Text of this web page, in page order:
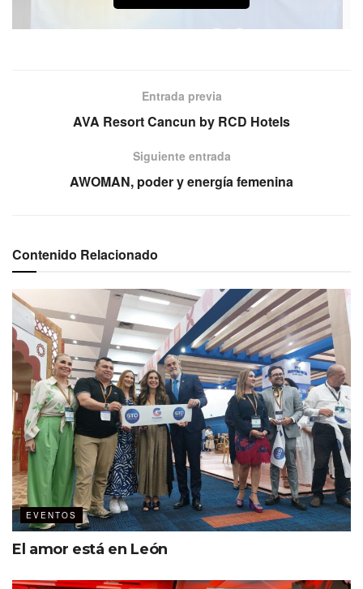
En rueda de prensa celebrada en la Ciudad de México se
dio a conocer que durante el Foro de Inversiones
negocios, conferencias y un escenario Ted Talks. De igual
manera habrá un encuentro con chefs destacados.
El evento está dirigido a empresarios, inversionistas,
meeting planners, agencias mayoristas, tour operadores,
productores cinematográficos y medios especializados.
#SabíasQue el 76% de las inversiones que llegan a
México se quedan en Nuevo León
A detalle
18-20 de marzo
Pabellón M, la sede
55 expositores (15 municipios)
15 proveedores del segmento de reuniones
8 proveedores del sector salud y bienestar
Entrada previa
AVA Resort Cancun by RCD Hotels
Siguiente entrada
AWOMAN, poder y energía femenina
Contenido Relacionado
EVENTOS
El amor está en León